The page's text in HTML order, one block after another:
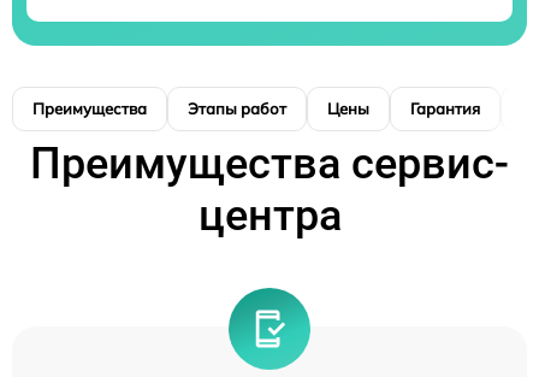
Преимущества Этапы работ Цены Гарантия
Преимущества сервис-
центра